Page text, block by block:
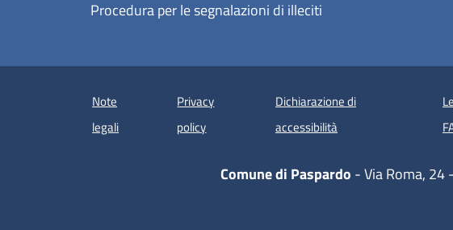
Procedura per le segnalazioni di illeciti
Note
legali
Privacy
policy
Dichiarazione di
accessibilità (apre in un'altra
Comune di Paspardo - Via Roma, 24